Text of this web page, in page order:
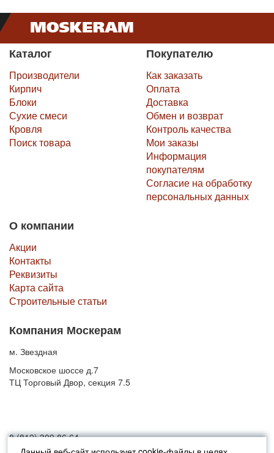
Каталог
Производители
Кирпич
Блоки
Сухие смеси
Кровля
Поиск товара
Покупателю
Как заказать
Оплата
Доставка
Обмен и возврат
Контроль качества
Мои заказы
Информация
покупателям
Согласие на обработку
персональных данных
О компании
Акции
Контакты
Реквизиты
Карта сайта
Строительные статьи
Компания Москерам
м. Звездная
Московское шоссе д.7
ТЦ Торговый Двор, секция 7.5
8 (812) 309 86 64